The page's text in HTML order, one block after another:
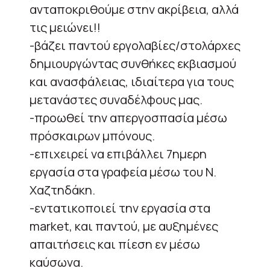
ανταποκριθούμε στην ακρίβεια, αλλά
τις μειώνει!!
-βάζει παντού εργολαβίες/στολάρχες
δημιουργώντας συνθήκες εκβιασμού
και ανασφάλειας, ιδιαίτερα για τους
μετανάστες συναδέλφους μας.
-προωθεί την απεργοσπασία μέσω
πρόσκαιρων μπόνους.
-επιχειρεί να επιβάλλει 7ημερη
εργασία στα γραφεία μέσω του Ν.
Χαζτηδάκη.
-εντατικοποιεί την εργασία στα
market, και παντού, με αυξημένες
απαιτήσεις και πίεση εν μέσω
καύσωνα.